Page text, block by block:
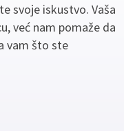
svoje iskustvo. Vaša
već nam pomaže da
vam što ste